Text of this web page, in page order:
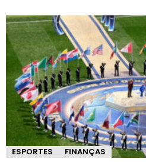
ESPORTES FINANÇAS